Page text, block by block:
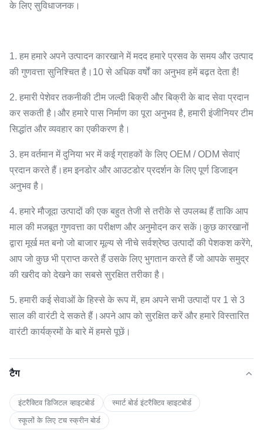
के लिए सुविधाजनक।
1. हम हमारे अपने उत्पादन कारखाने में मदद हमारे प्रसव के समय और उत्पाद
की गुणवत्ता सुनिश्चित है।10 से अधिक वर्षों का अनुभव हमें बढ़त देता है!
2. हमारी पेशेवर तकनीकी टीम जल्दी बिक्री और बिक्री के बाद सेवा प्रदान
कर सकती है।और हमारे पास निर्माण का पूरा अनुभव है, हमारी इंजीनियर टीम
सिद्धांत और व्यवहार का एकीकरण है।
3. हम वर्तमान में दुनिया भर में कई ग्राहकों के लिए OEM / ODM सेवाएं
प्रदान करते हैं।हम इनडोर और आउटडोर प्रदर्शन के लिए पूर्ण डिजाइन
अनुभव है।
4. हमारे मौजूदा उत्पादों की एक बहुत तेजी से तरीके से उपलब्ध हैं ताकि आप
माल की मजबूत गुणवत्ता का परीक्षण और अनुमोदन कर सकें।कुछ कारखानों
द्वारा मूर्ख मत बनो जो बाजार मूल्य से नीचे सर्वश्रेष्ठ उत्पादों की पेशकश करेंगे,
आप जो कुछ भी प्राप्त करते हैं उसके लिए भुगतान करते हैं जो आपके समुद्र
की खरीद को देखने का सबसे सुरक्षित तरीका है।
5. हमारी कई सेवाओं के हिस्से के रूप में, हम अपने सभी उत्पादों पर 1 से 3
साल की वारंटी दे सकते हैं।अपने आप को सुरक्षित करें और हमारे विस्तारित
वारंटी कार्यक्रमों के बारे में हमसे पूछें।
टैग
इंटरैक्टिव डिजिटल व्हाइटबोर्ड
स्मार्ट बोर्ड इंटरैक्टिव व्हाइटबोर्ड
स्कूलों के लिए टच स्क्रीन बोर्ड